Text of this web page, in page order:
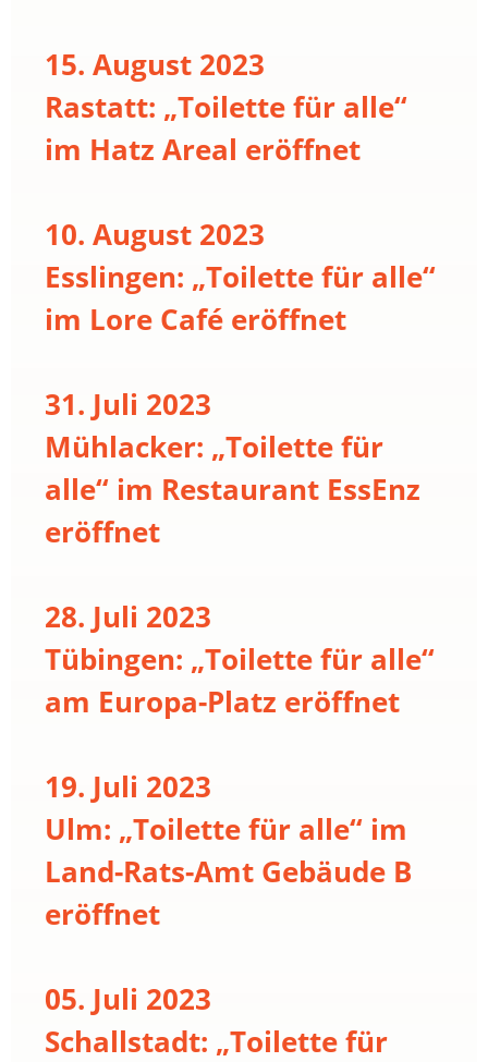
15. August 2023
Rastatt: „Toilette für alle“
im Hatz Areal eröffnet
10. August 2023
Esslingen: „Toilette für alle“
im Lore Café eröffnet
31. Juli 2023
Mühlacker: „Toilette für
alle“ im Restaurant EssEnz
eröffnet
28. Juli 2023
Tübingen: „Toilette für alle“
am Europa-Platz eröffnet
19. Juli 2023
Ulm: „Toilette für alle“ im
Land-Rats-Amt Gebäude B
eröffnet
05. Juli 2023
Schallstadt: „Toilette für